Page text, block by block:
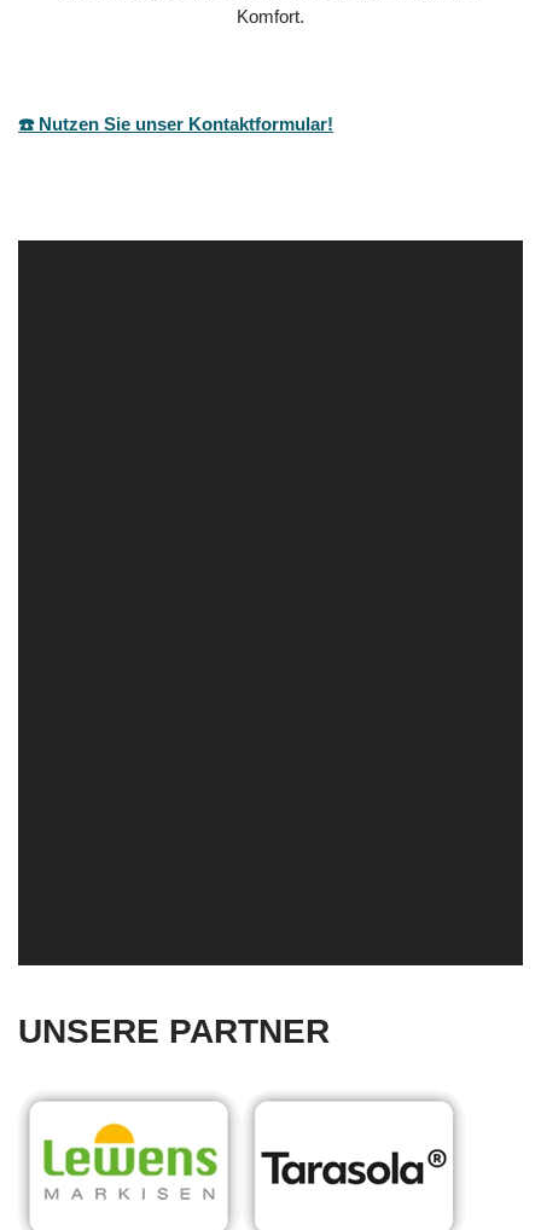
Komfort.
☎️ Nutzen Sie unser Kontaktformular!
UNSERE PARTNER